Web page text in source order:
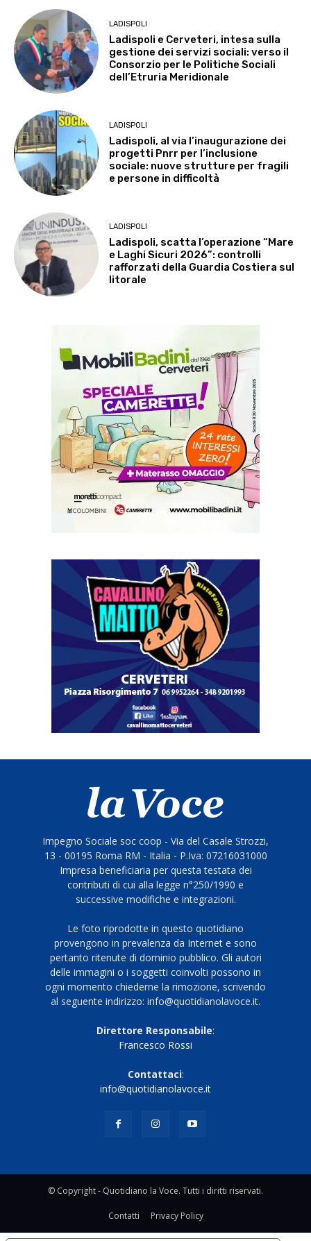
LADISPOLI
Ladispoli e Cerveteri, intesa sulla
gestione dei servizi sociali: verso il
Consorzio per le Politiche Sociali
dell’Etruria Meridionale
LADISPOLI
Ladispoli, al via l’inaugurazione dei
progetti Pnrr per l’inclusione
sociale: nuove strutture per fragili
e persone in difficoltà
LADISPOLI
Ladispoli, scatta l’operazione “Mare
e Laghi Sicuri 2026”: controlli
rafforzati della Guardia Costiera sul
litorale
Impegno Sociale soc coop - Via del Casale Strozzi,
13 - 00195 Roma RM - Italia - P.Iva: 07216031000
Impresa beneficiaria per questa testata dei
contributi di cui alla legge n°250/1990 e
successive modifiche e integrazioni.
Le foto riprodotte in questo quotidiano
provengono in prevalenza da Internet e sono
pertanto ritenute di dominio pubblico. Gli autori
delle immagini o i soggetti coinvolti possono in
ogni momento chiederne la rimozione, scrivendo
al seguente indirizzo: info@quotidianolavoce.it.
Direttore Responsabile:
Francesco Rossi
Contattaci:
info@quotidianolavoce.it
© Copyright - Quotidiano la Voce. Tutti i diritti riservati.
Contatti Privacy Policy